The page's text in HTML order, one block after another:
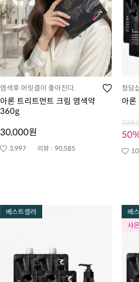
염색후 머릿결이 좋아진다.
아론 트리트먼트 크림 염색약
360g
30,000원
3,997 리뷰 : 90,585
청담
아론